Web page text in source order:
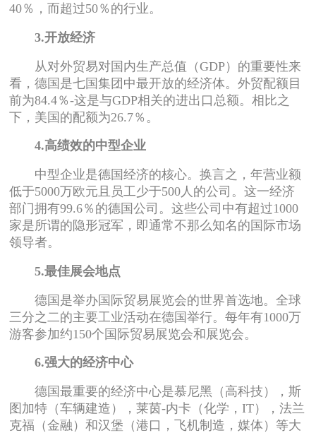
40％，而超过50％的行业。
3.开放经济
从对外贸易对国内生产总值（GDP）的重要性来
看，德国是七国集团中最开放的经济体。外贸配额目
前为84.4％-这是与GDP相关的进出口总额。相比之
下，美国的配额为26.7％。
4.高绩效的中型企业
中型企业是德国经济的核心。换言之，年营业额
低于5000万欧元且员工少于500人的公司。这一经济
部门拥有99.6％的德国公司。这些公司中有超过1000
家是所谓的隐形冠军，即通常不那么知名的国际市场
领导者。
5.最佳展会地点
德国是举办国际贸易展览会的世界首选地。全球
三分之二的主要工业活动在德国举行。每年有1000万
游客参加约150个国际贸易展览会和展览会。
6.强大的经济中心
德国最重要的经济中心是慕尼黑（高科技），斯
图加特（车辆建造），莱茵-内卡（化学，IT），法兰
克福（金融）和汉堡（港口，飞机制造，媒体）等大